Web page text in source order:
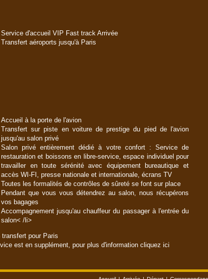
Service d'accueil VIP Fast track Arrivée
Transfert aéroports jusqu'à Paris
Accueil à la porte de l'avion
Transfert sur piste en voiture de prestige du pied de l'avion
jusqu'au salon privé
Salon privé entièrement dédié à votre confort : Service de
restauration et boissons en libre-service, espace individuel pour
travailler en toute sérénité avec équipement bureautique et
accès WI-FI, presse nationale et internationale, écrans TV
Toutes les formalités de contrôles de sûreté se font sur place
Pendant que vous vous détendrez au salon, nous récupérons
vos bagages
Accompagnement jusqu'au chauffeur du passager à l'entrée du
salon< /li>
transfert pour Paris
est en supplément, pour plus d'information cliquez ici